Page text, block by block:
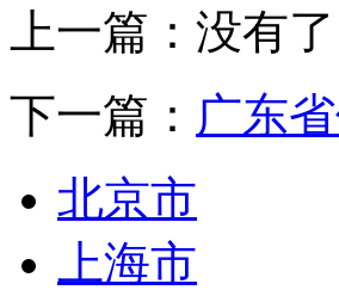
上一篇：没有了
下一篇： 广东
北京市
上海市